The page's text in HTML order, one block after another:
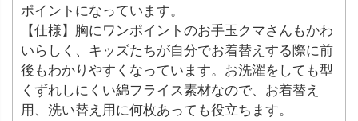
ポイントになっています。
【仕様】胸にワンポイントのお手玉クマさんもかわ
いらしく、キッズたちが自分でお着替えする際に前
後もわかりやすくなっています。お洗濯をしても型
くずれしにくい綿フライス素材なので、お着替え
用、洗い替え用に何枚あっても役立ちます。